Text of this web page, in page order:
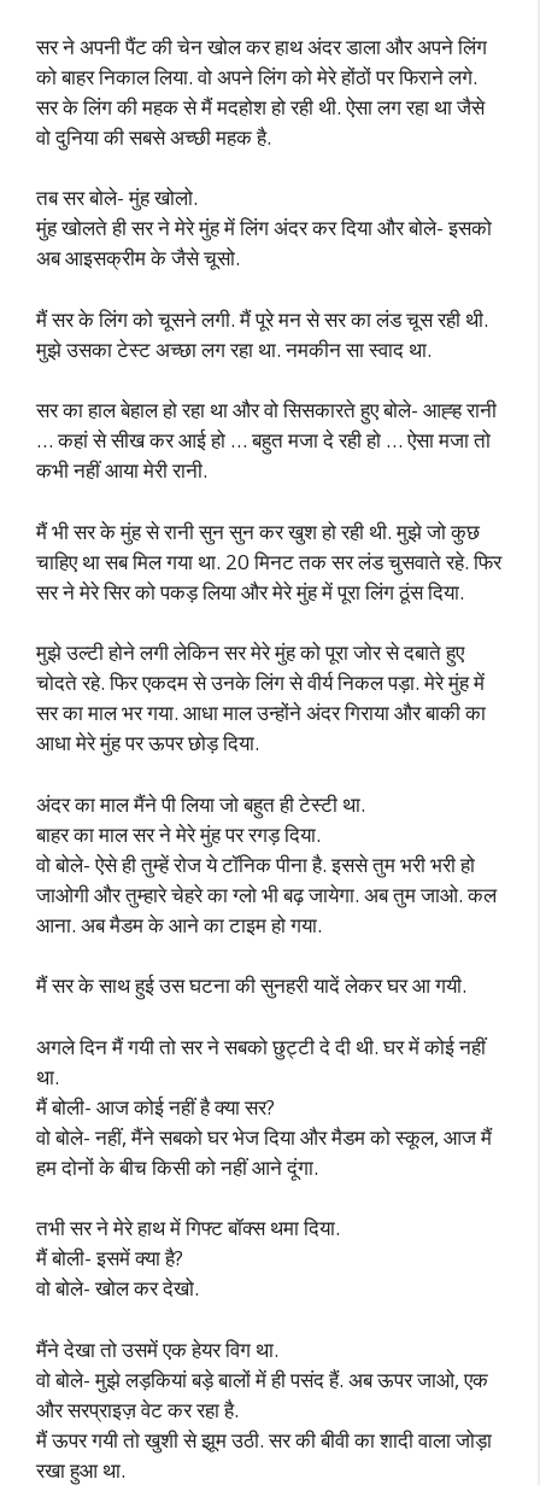
सर ने अपनी पैंट की चेन खोल कर हाथ अंदर डाला और अपने लिंग
को बाहर निकाल लिया. वो अपने लिंग को मेरे होंठों पर फिराने लगे.
सर के लिंग की महक से मैं मदहोश हो रही थी. ऐसा लग रहा था जैसे
वो दुनिया की सबसे अच्छी महक है.
तब सर बोले- मुंह खोलो.
मुंह खोलते ही सर ने मेरे मुंह में लिंग अंदर कर दिया और बोले- इसको
अब आइसक्रीम के जैसे चूसो.
मैं सर के लिंग को चूसने लगी. मैं पूरे मन से सर का लंड चूस रही थी.
मुझे उसका टेस्ट अच्छा लग रहा था. नमकीन सा स्वाद था.
सर का हाल बेहाल हो रहा था और वो सिसकारते हुए बोले- आह्ह रानी
… कहां से सीख कर आई हो … बहुत मजा दे रही हो … ऐसा मजा तो
कभी नहीं आया मेरी रानी.
मैं भी सर के मुंह से रानी सुन सुन कर खुश हो रही थी. मुझे जो कुछ
चाहिए था सब मिल गया था. 20 मिनट तक सर लंड चुसवाते रहे. फिर
सर ने मेरे सिर को पकड़ लिया और मेरे मुंह में पूरा लिंग ठूंस दिया.
मुझे उल्टी होने लगी लेकिन सर मेरे मुंह को पूरा जोर से दबाते हुए
चोदते रहे. फिर एकदम से उनके लिंग से वीर्य निकल पड़ा. मेरे मुंह में
सर का माल भर गया. आधा माल उन्होंने अंदर गिराया और बाकी का
आधा मेरे मुंह पर ऊपर छोड़ दिया.
अंदर का माल मैंने पी लिया जो बहुत ही टेस्टी था.
बाहर का माल सर ने मेरे मुंह पर रगड़ दिया.
वो बोले- ऐसे ही तुम्हें रोज ये टॉनिक पीना है. इससे तुम भरी भरी हो
जाओगी और तुम्हारे चेहरे का ग्लो भी बढ़ जायेगा. अब तुम जाओ. कल
आना. अब मैडम के आने का टाइम हो गया.
मैं सर के साथ हुई उस घटना की सुनहरी यादें लेकर घर आ गयी.
अगले दिन मैं गयी तो सर ने सबको छुट्टी दे दी थी. घर में कोई नहीं
था.
मैं बोली- आज कोई नहीं है क्या सर?
वो बोले- नहीं, मैंने सबको घर भेज दिया और मैडम को स्कूल, आज मैं
हम दोनों के बीच किसी को नहीं आने दूंगा.
तभी सर ने मेरे हाथ में गिफ्ट बॉक्स थमा दिया.
मैं बोली- इसमें क्या है?
वो बोले- खोल कर देखो.
मैंने देखा तो उसमें एक हेयर विग था.
वो बोले- मुझे लड़कियां बड़े बालों में ही पसंद हैं. अब ऊपर जाओ, एक
और सरप्राइज़ वेट कर रहा है.
मैं ऊपर गयी तो खुशी से झूम उठी. सर की बीवी का शादी वाला जोड़ा
रखा हुआ था.